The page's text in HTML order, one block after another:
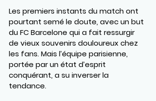
Les premiers instants du match ont
pourtant semé le doute, avec un but
du FC Barcelone qui a fait ressurgir
de vieux souvenirs douloureux chez
les fans. Mais l’équipe parisienne,
portée par un état d’esprit
conquérant, a su inverser la
tendance.